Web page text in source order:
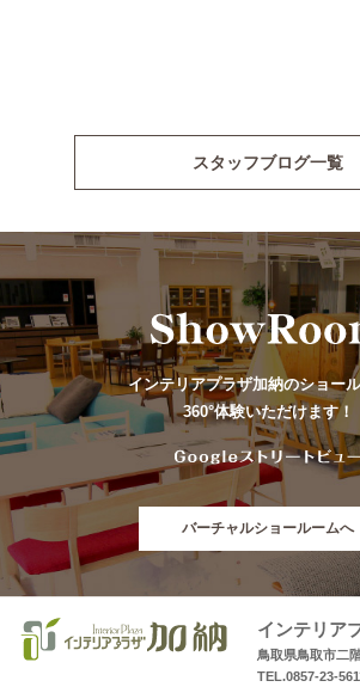
スタッフブログ一覧
インテリアプラザ加納のショー
360°体験いただけます！
バーチャルショールームへ
インテリア
鳥取県鳥取市二
TEL.0857-23-